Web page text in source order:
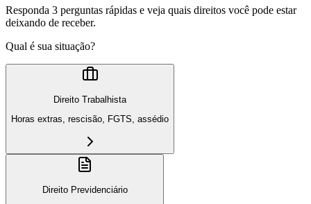
Responda 3 perguntas rápidas e veja quais direitos você pode estar
deixando de receber.
Qual é sua situação?
Direito Trabalhista
Horas extras, rescisão, FGTS, assédio
Direito Previdenciário